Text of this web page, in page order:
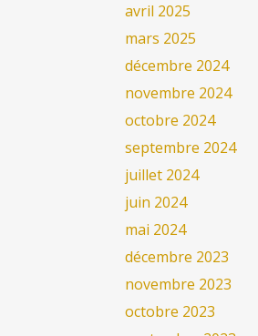
avril 2025
mars 2025
décembre 2024
novembre 2024
octobre 2024
septembre 2024
juillet 2024
juin 2024
mai 2024
décembre 2023
novembre 2023
octobre 2023